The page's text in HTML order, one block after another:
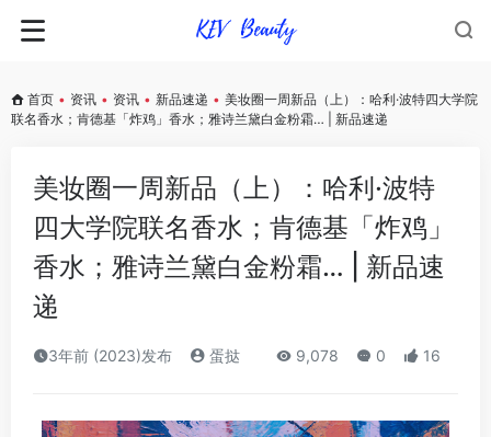
首页 • 资讯 • 资讯 • 新品速递 • 美妆圈一周新品（上）：哈利·波特四大学院
联名香水；肯德基「炸鸡」香水；雅诗兰黛白金粉霜… | 新品速递
美妆圈一周新品（上）：哈利·波特
四大学院联名香水；肯德基「炸鸡」
香水；雅诗兰黛白金粉霜… | 新品速
递
3年前 (2023)发布 蛋挞 9,078 0 16